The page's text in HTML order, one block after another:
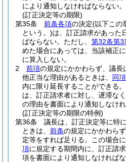
により通知しなければならない。
(訂正決定等の期限)
第35条
前条各項の決定(以下この
という。)は、訂正請求があった
ばならない。 ただし、 第32条第3
めた場合にあっては、当該補正
に算入しない。
2
前項の規定にかかわらず、議
他正当な理由があるときは、 同項
内に限り延長することができる。
は、訂正請求者に対し、遅滞な
の理由を書面により通知しなけれ
(訂正決定等の期限の特例)
第36条
議長は、訂正決定等に特
ときは、 前条の規定にかかわら
定等をすれば足りる。
この場合
項に規定する期間内に、訂正請
項を書面により通知しなければな